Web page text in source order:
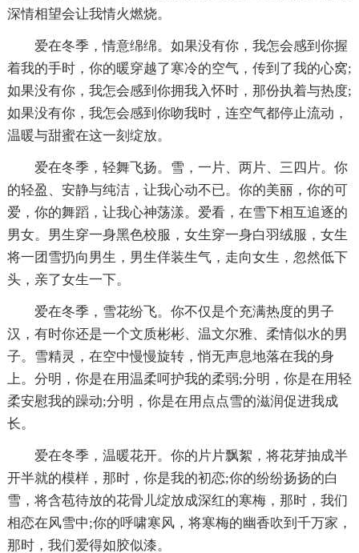
深情相望会让我情火燃烧。
爱在冬季，情意绵绵。如果没有你，我怎会感到你握
着我的手时，你的暖穿越了寒冷的空气，传到了我的心窝;
如果没有你，我怎会感到你拥我入怀时，那份执着与热度;
如果没有你，我怎会感到你吻我时，连空气都停止流动，
温暖与甜蜜在这一刻绽放。
爱在冬季，轻舞飞扬。雪，一片、两片、三四片。你
的轻盈、安静与纯洁，让我心动不已。你的美丽，你的可
爱，你的舞蹈，让我心神荡漾。爱看，在雪下相互追逐的
男女。男生穿一身黑色校服，女生穿一身白羽绒服，女生
将一团雪扔向男生，男生佯装生气，走向女生，忽然低下
头，亲了女生一下。
爱在冬季，雪花纷飞。你不仅是个充满热度的男子
汉，有时你还是一个文质彬彬、温文尔雅、柔情似水的男
子。雪精灵，在空中慢慢旋转，悄无声息地落在我的身
上。分明，你是在用温柔呵护我的柔弱;分明，你是在用轻
柔安慰我的躁动;分明，你是在用点点雪的滋润促进我成
长。
爱在冬季，温暖花开。你的片片飘絮，将花芽抽成半
开半就的模样，那时，你是我的初恋;你的纷纷扬扬的白
雪，将含苞待放的花骨儿绽放成深红的寒梅，那时，我们
相恋在风雪中;你的呼啸寒风，将寒梅的幽香吹到千万家，
那时，我们爱得如胶似漆。